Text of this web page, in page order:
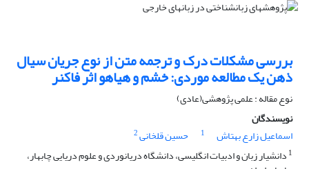
بررسی مشکلات درک و ترجمه متن از نوع جریان سیال
ذهن یک مطالعه موردی: خشم و هیاهو اثر فاکنر
نوع مقاله : علمی پژوهشی(عادی)
نویسندگان
اسماعیل زارع بهتاش
1 حسین قلخانی2
1 دانشیار زبان و ادبیات انگلیسی، دانشگاه دریانوردی و علوم دریایی چابهار،